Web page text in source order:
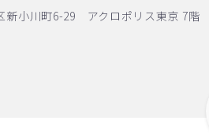
新小川町6-29 アクロポリス東京 7階